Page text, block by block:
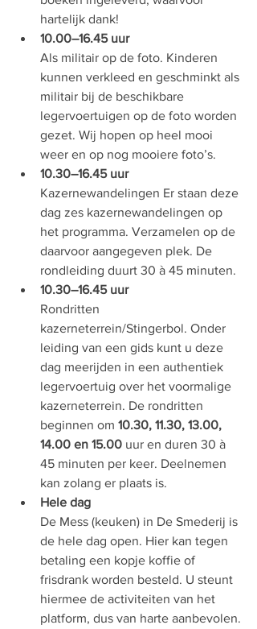
hartelijk dank!
10.00–16.45 uur
Als militair op de foto. Kinderen
kunnen verkleed en geschminkt als
militair bij de beschikbare
legervoertuigen op de foto worden
gezet. Wij hopen op heel mooi
weer en op nog mooiere foto’s.
10.30–16.45 uur
Kazernewandelingen Er staan deze
dag zes kazernewandelingen op
het programma. Verzamelen op de
daarvoor aangegeven plek. De
rondleiding duurt 30 à 45 minuten.
10.30–16.45 uur
Rondritten
kazerneterrein/Stingerbol. Onder
leiding van een gids kunt u deze
dag meerijden in een authentiek
legervoertuig over het voormalige
kazerneterrein. De rondritten
beginnen om 10.30, 11.30, 13.00,
14.00 en 15.00 uur en duren 30 à
45 minuten per keer. Deelnemen
kan zolang er plaats is.
Hele dag
De Mess (keuken) in De Smederij is
de hele dag open. Hier kan tegen
betaling een kopje koffie of
frisdrank worden besteld. U steunt
hiermee de activiteiten van het
platform, dus van harte aanbevolen.